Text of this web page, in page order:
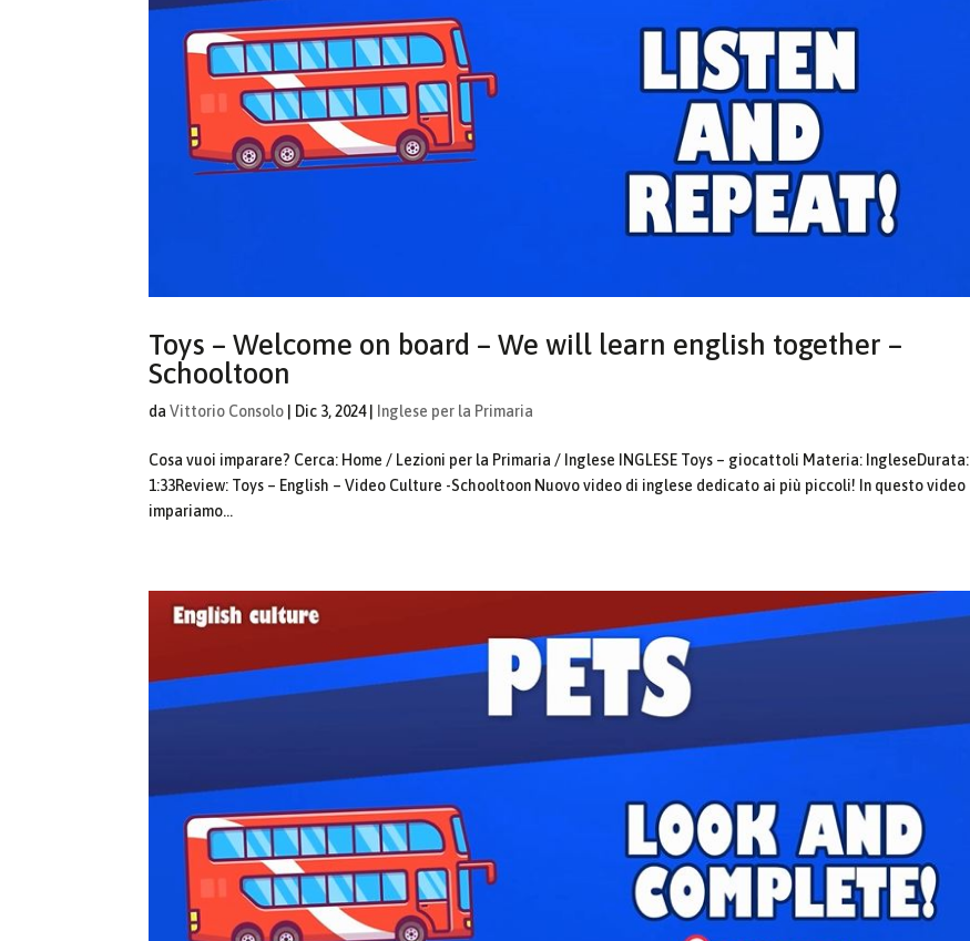
Toys – Welcome on board – We will learn english together –
Schooltoon
daVittorio Consolo Dic 3, 2024| Inglese per la Primaria
Cosa vuoi imparare? Cerca: Home / Lezioni per la Primaria / Inglese INGLESE Toys – giocattoli Materia: IngleseDurata:
1:33Review: Toys – English – Video Culture -Schooltoon Nuovo video di inglese dedicato ai più piccoli! In questo video
impariamo...